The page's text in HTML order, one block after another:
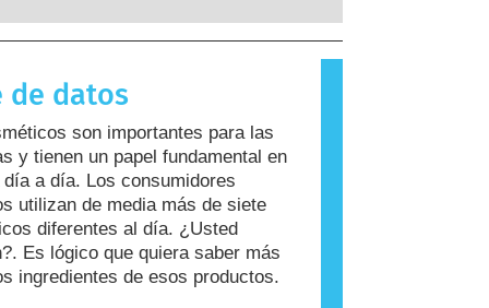
de las personas. Una
causa una reacción alérgica se
Los cosméticos y productos de
resultar alergénicos para algunas
Esto no significa que el producto no
para que otros lo utilicen.
de datos
son importantes para las
y tienen un papel fundamental en
día a día. Los consumidores
utilizan de media más de siete
diferentes al día. ¿Usted
Es lógico que quiera saber más
ingredientes de esos productos.